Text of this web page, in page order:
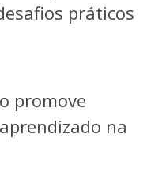
práticos
promove
na